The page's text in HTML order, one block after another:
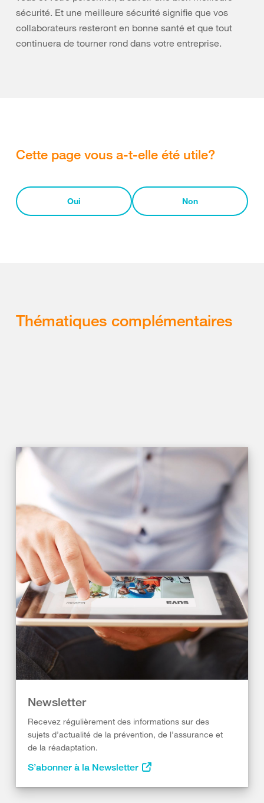
sécurité. Et une meilleure sécurité signifie que vos
collaborateurs resteront en bonne santé et que tout
continuera de tourner rond dans votre entreprise.
Cette page vous a-t-elle été utile?
Oui Non
Thématiques complémentaires
Newsletter
Recevez régulièrement des informations sur des
sujets d’actualité de la prévention, de l’assurance et
de la réadaptation.
S’abonner à la Newsletter